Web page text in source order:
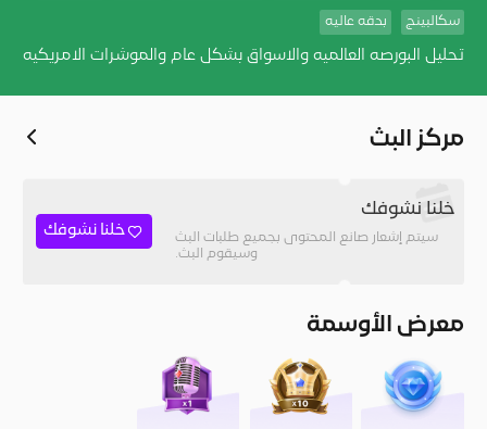
سكالبينج بدقه عاليه
تحليل البورصه العالميه والاسواق بشكل عام والموشرات الامريكيه
مركز البث
خلنا نشوفك
سيتم إشعار صانع المحتوى بجميع طلبات البث
وسيقوم البث.
خلنا نشوفك
معرض الأوسمة